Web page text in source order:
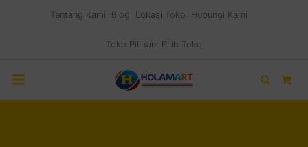
Tentang Kami Blog Lokasi Toko Hubungi Kami
Toko Pilihan: Pilih Toko
Search